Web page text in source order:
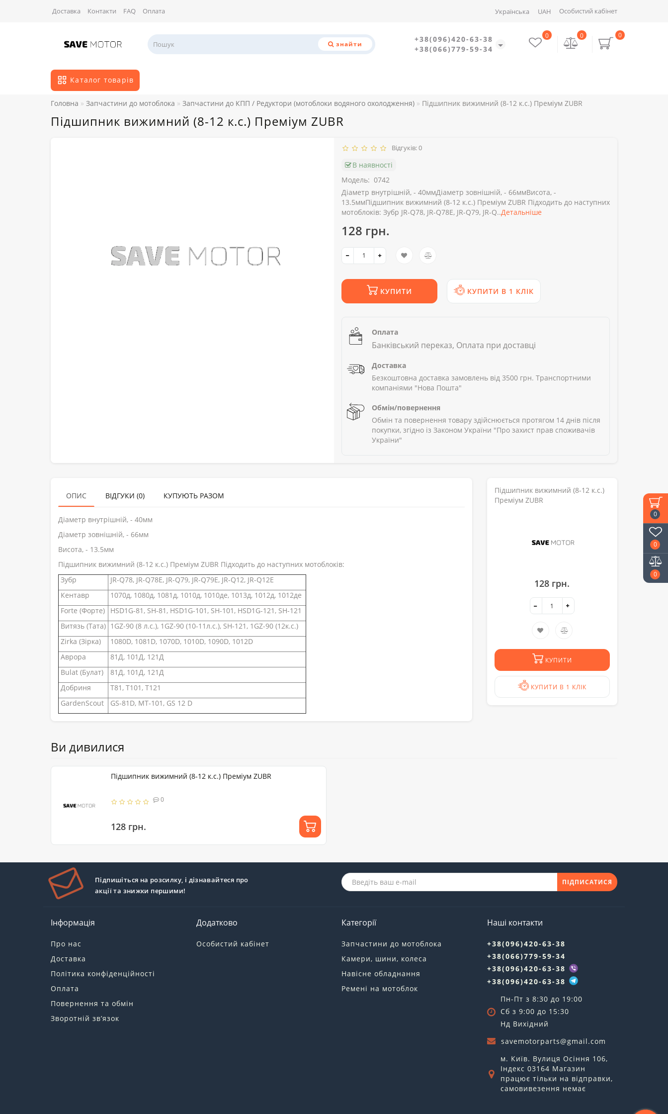
0
0
0
Особистий кабінет
UAH
Українська
Доставка Контакти FAQ Оплата
знайти
+38(096)420-63-38
+38(066)779-59-34
0
0
0
Каталог товарів
Головна Запчастини до мотоблока Запчастини до КПП / Редуктори (мотоблоки водяного охолодження) Підшипник вижимний (8-12 к.с.) Преміум ZUBR
Підшипник вижимний (8-12 к.с.) Преміум ZUBR
Відгуків: 0
В наявності
Модель: 0742
Діаметр внутрішній, - 40ммДіаметр зовнішній, - 66ммВисота, -
13.5ммПідшипник вижимний (8-12 к.с.) Преміум ZUBR Підходить до наступних
мотоблоків: Зубр JR-Q78, JR-Q78E, JR-Q79, JR-Q..Детальніше
128 грн.
КУПИТИ КУПИТИ В 1 КЛІК
Оплата
Банківський переказ, Оплата при доставці
Доставка
Безкоштовна доставка замовлень від 3500 грн. Транспортними
компаніями "Нова Пошта"
Обмін/повернення
Обмін та повернення товару здійснюється протягом 14 днів після
покупки, згідно із Законом України "Про захист прав споживачів
України"
ОПИС ВІДГУКИ (0) КУПУЮТЬ РАЗОМ
Діаметр внутрішній, - 40мм
Діаметр зовнішній, - 66мм
Висота, - 13.5мм
Підшипник вижимний (8-12 к.с.) Преміум ZUBR Підходить до наступних мотоблоків:
Зубр
JR-Q78, JR-Q78E, JR-Q79, JR-Q79E, JR-Q12, JR-Q12E
Кентавр
1070д, 1080д, 1081д, 1010д, 1010де, 1013д, 1012д, 1012де
Forte (Форте)
HSD1G-81, SH-81, HSD1G-101, SH-101, HSD1G-121, SH-121
Витязь (Тата) 1GZ-90 (8 л.с.), 1GZ-90 (10-11л.с.), SH-121, 1GZ-90 (12к.с.)
Zirka (Зірка)
1080D, 1081D, 1070D, 1010D, 1090D, 1012D
Аврора
81Д, 101Д, 121Д
Bulat (Булат)
81Д, 101Д, 121Д
Добриня
T81, T101, T121
GardenScout
GS-81D, MT-101, GS 12 D
Підшипник вижимний (8-12 к.с.)
Преміум ZUBR
128 грн.
КУПИТИ
КУПИТИ В 1 КЛІК
Ви дивилися
Підшипник вижимний (8-12 к.с.) Преміум ZUBR
0
128 грн.
Підпишіться на розсилку, і дізнавайтеся про
акції та знижки першими!
ПІДПИСАТИСЯ
Інформація
Про нас
Доставка
Політика конфіденційності
Оплата
Повернення та обмін
Зворотній зв’язок
Додатково
Особистий кабінет
Категорії
Запчастини до мотоблока
Камери, шини, колеса
Навісне обладнання
Ремені на мотоблок
Наші контакти
+38(096)420-63-38
+38(066)779-59-34
+38(096)420-63-38
+38(096)420-63-38
Пн-Пт з 8:30 до 19:00
Сб з 9:00 до 15:30
Нд Вихідний
savemotorparts@gmail.com
м. Київ. Вулиця Осіння 106,
Індекс 03164 Магазин
працює тільки на відправки,
самовивезення немає